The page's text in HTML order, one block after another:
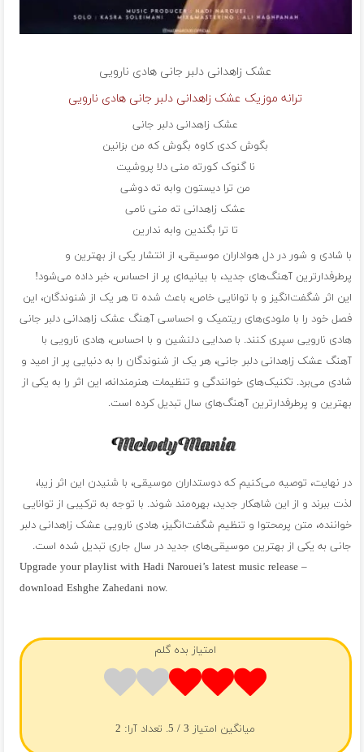
عشک زاهدانی دلبر جانیهادی نارویی
ترانه موزیک عشک زاهدانی دلبر جانی هادی نارویی
عشک زاهدانی دلبر جانی
بگوش کدی کاوه بگوش که من بزانین
نا گنوک کورته منی دلا پروشیت
من ترا دیستون وابه ته دوشی
عشک زاهدانی ته منی نامی
تا ترا بگندین وابه ندارین
با شادی و شور در دل هواداران موسیقی، از انتشار یکی از بهترین و
پرطرفدارترین آهنگ‌های جدید، با بیانیه‌ای پر از احساس، خبر داده می‌شود!
این اثر شگفت‌انگیز و با توانایی خاص، باعث شده تا هر یک از شنوندگان، این
فصل خود را با ملودی‌های ریتمیک و احساسی آهنگ عشک زاهدانی دلبر جانی
هادی نارویی سپری کنند. با صدایی دلنشین و با احساس، هادی نارویی با
آهنگ عشک زاهدانی دلبر جانی، هر یک از شنوندگان را به دنیایی پر از امید و
شادی می‌برد. تکنیک‌های خوانندگی و تنظیمات هنرمندانه، این اثر را به یکی از
بهترین و پرطرفدارترین آهنگ‌های سال تبدیل کرده است.
در نهایت، توصیه می‌کنیم که دوستداران موسیقی، با شنیدن این اثر زیبا،
لذت ببرند و از این شاهکار جدید، بهره‌مند شوند. با توجه به ترکیبی از توانایی
خواننده، متن پرمحتوا و تنظیم شگفت‌انگیز، هادی نارویی عشک زاهدانی دلبر
جانی به یکی از بهترین موسیقی‌های جدید در سال جاری تبدیل شده است.
Upgrade your playlist with Hadi Narouei’s latest music release –
download Eshghe Zahedani now.
امتیاز بده گلم
میانگین امتیاز 3/ 5. تعداد آرا: 2